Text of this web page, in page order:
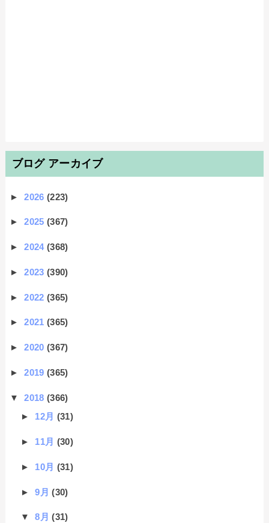
ブログ アーカイブ
►2026(223)
►2025(367)
►2024(368)
►2023(390)
►2022(365)
►2021(365)
►2020(367)
►2019(365)
▼2018(366)
► 12月 (31)
► 11月 (30)
► 10月 (31)
►9月(30)
▼8月(31)